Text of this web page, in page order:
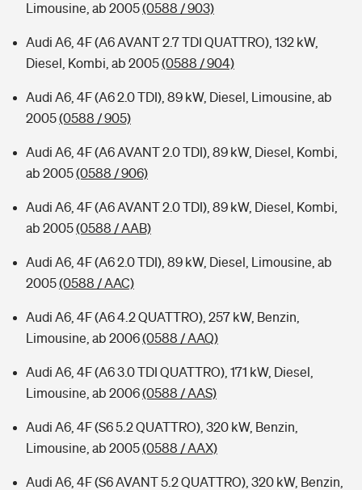
Limousine, ab 2005(0588 / 903)
Audi A6, 4F (A6 AVANT 2.7 TDI QUATTRO), 132 kW,
Diesel, Kombi, ab 2005(0588 / 904)
Audi A6, 4F (A6 2.0 TDI), 89 kW, Diesel, Limousine, ab
2005(0588 / 905)
Audi A6, 4F (A6 AVANT 2.0 TDI), 89 kW, Diesel, Kombi,
ab 2005(0588 / 906)
Audi A6, 4F (A6 AVANT 2.0 TDI), 89 kW, Diesel, Kombi,
ab 2005(0588 / AAB)
Audi A6, 4F (A6 2.0 TDI), 89 kW, Diesel, Limousine, ab
2005(0588 / AAC)
Audi A6, 4F (A6 4.2 QUATTRO), 257 kW, Benzin,
Limousine, ab 2006(0588 / AAQ)
Audi A6, 4F (A6 3.0 TDI QUATTRO), 171 kW, Diesel,
Limousine, ab 2006(0588 / AAS)
Audi A6, 4F (S6 5.2 QUATTRO), 320 kW, Benzin,
Limousine, ab 2005(0588 / AAX)
Audi A6, 4F (S6 AVANT 5.2 QUATTRO), 320 kW, Benzin,